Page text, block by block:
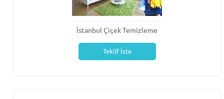
İstanbul Çiçek Temizleme
Teklif İste